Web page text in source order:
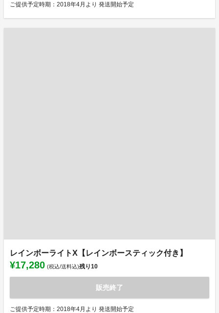
ご提供予定時期：2018年4月より 発送開始予定
レインボーライトX【レインボースティック付き】
¥17,280 (税込/送料込)残り10
販売終了
ご提供予定時期：2018年4月より 発送開始予定